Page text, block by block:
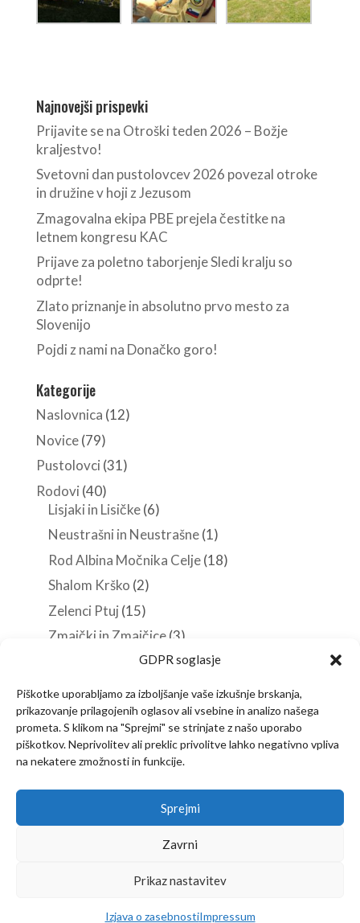
GDPR soglasje
Piškotke uporabljamo za izboljšanje vaše izkušnje brskanja,
prikazovanje prilagojenih oglasov ali vsebine in analizo našega
prometa. S klikom na "Sprejmi" se strinjate z našo uporabo
piškotkov. Neprivolitev ali preklic privolitve lahko negativno vpliva
na nekatere zmožnosti in funkcije.
Sprejmi
Zavrni
Prikaz nastavitev
Izjava o zasebnostiImpressum
Najnovejši prispevki
Prijavite se na Otroški teden 2026 – Božje
kraljestvo!
Svetovni dan pustolovcev 2026 povezal otroke
in družine v hoji z Jezusom
Zmagovalna ekipa PBE prejela čestitke na
letnem kongresu KAC
Prijave za poletno taborjenje Sledi kralju so
odprte!
Zlato priznanje in absolutno prvo mesto za
Slovenijo
Pojdi z nami na Donačko goro!
Kategorije
Naslovnica (12)
Novice(79)
Pustolovci (31)
Rodovi (40)
Lisjaki in Lisičke(6)
Neustrašni in Neustrašne(1)
Rod Albina Močnika Celje(18)
Shalom Krško (2)
Zelenci Ptuj (15)
Zmajčki in Zmajčice(3)
Stezosledci
Veščine in spretnosti(38)
Predstavitev Članstvo
Novice
Vsebine za vodnike
Izjava o zasebnosti
Kontakt
Izdelava in vzdrževanje:KlikNET.si